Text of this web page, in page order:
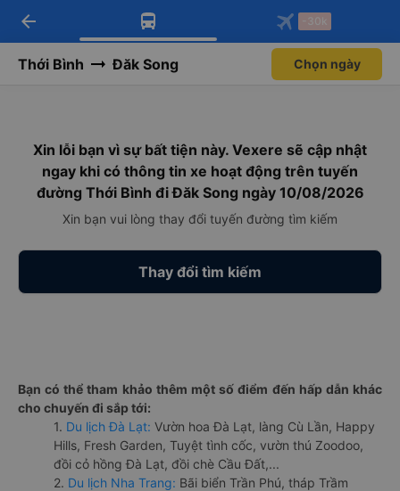
Tải app Vexere ngay!
Nhận ưu đãi thành viên độc
Mở app
Tải app Vexere
-30k/ghế khi đặt vé máy bay qua
Mở app
arrow_back -30k
Thới Bình Đăk Song Chọn ngày
Xin lỗi bạn vì sự bất tiện này. Vexere sẽ cập nhật
ngay khi có thông tin xe hoạt động trên tuyến
đường Thới Bình đi Đăk Song ngày 10/08/2026
Xin bạn vui lòng thay đổi tuyến đường tìm kiếm
Thay đổi tìm kiếm
Bạn có thể tham khảo thêm một số điểm đến hấp dẫn khác
cho chuyến đi sắp tới:
1. Du lịch Đà Lạt: Vườn hoa Đà Lạt, làng Cù Lần, Happy
Hills, Fresh Garden, Tuyệt tình cốc, vườn thú Zoodoo,
đồi cỏ hồng Đà Lạt, đồi chè Cầu Đất,...
2. Du lịch Nha Trang: Bãi biển Trần Phú, tháp Trầm